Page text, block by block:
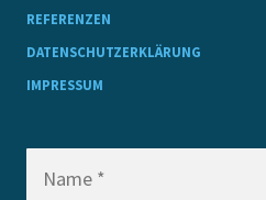
REFERENZEN
DATENSCHUTZERKLÄRUNG
IMPRESSUM